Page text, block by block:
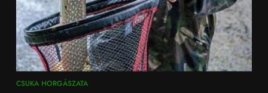
CSUKA HORGÁSZATA